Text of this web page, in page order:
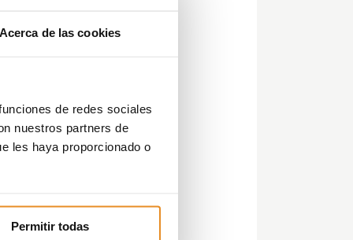
de las cookies
de redes sociales
nuestros partners de
les haya proporcionado o
Permitir todas